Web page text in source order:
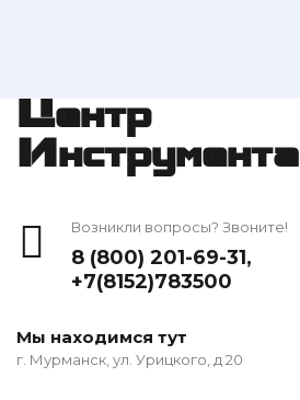
Центр
Инструмента
Возникли вопросы? Звоните!
8 (800) 201-69-31,
+7(8152)783500
Мы находимся тут
г. Мурманск, ул. Урицкого, д 20